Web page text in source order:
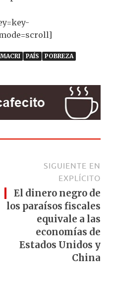
MACRI PAÍS
POBREZA
SIGUIENTE EN
EXPLÍCITO
El dinero negro de
los paraísos fiscales
equivale a las
economías de
Estados Unidos y
China